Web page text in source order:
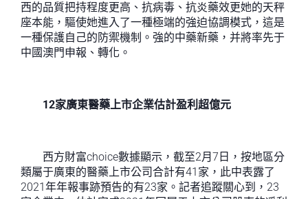
西的品質把持程度更高、抗病毒、抗炎藥效更她的天秤
座本能，驅使她進入了一種極端的強迫協調模式，這是
一種保護自己的防禦機制。強的中藥新藥，并將率先于
中國澳門申報、轉化。
12家廣東醫藥上市企業估計盈利超億元
西方財富choice數據顯示，截至2月7日，按地區分
類屬于廣東的醫藥上市公司合計有41家，此中表露了
2021年年報事跡預告的有23家。記者追蹤關心到，23